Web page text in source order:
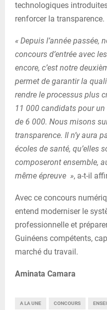
technologiques
renforcer la transparence.
« Depuis l’année passée,
concours d’entrée avec
encore, c’est notre
permet de garantir la
rendre le processus plus
11 000 candidats pour
de 6 000. Nous misons
transparence. Il n’y aura
écoles de santé, qu’elles
composeront ensemble,
même épreuve », a-t-il
Avec ce concours
entend moderniser le
professionnelle et
Guinéens compétents,
marché du travail.
Aminata Camara
A LA UNE CONCOURS